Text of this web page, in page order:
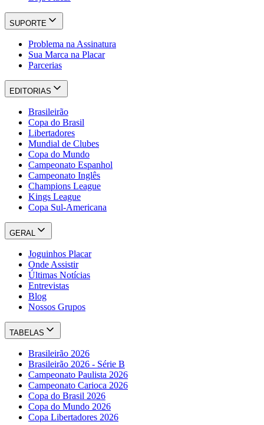
SUPORTE
Problema na Assinatura
Sua Marca na Placar
Parcerias
EDITORIAS
Brasileirão
Copa do Brasil
Libertadores
Mundial de Clubes
Copa do Mundo
Campeonato Espanhol
Campeonato Inglês
Champions League
Kings League
Copa Sul-Americana
GERAL
Joguinhos Placar
Onde Assistir
Últimas Notícias
Entrevistas
Blog
Nossos Grupos
TABELAS
Brasileirão 2026
Brasileirão 2026 - Série B
Campeonato Paulista 2026
Campeonato Carioca 2026
Copa do Brasil 2026
Copa do Mundo 2026
Copa Libertadores 2026